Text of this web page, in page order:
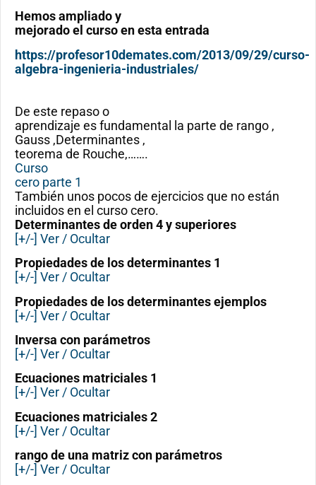
Hemos ampliado y
mejorado el curso en esta entrada
https://profesor10demates.com/2013/09/29/curso-
algebra-ingenieria-industriales/
De este repaso o
aprendizaje es fundamental la parte de rango ,
Gauss ,Determinantes ,
teorema de Rouche,…….
Curso
cero parte 1
También unos pocos de ejercicios que no están
incluidos en el curso cero.
Determinantes de orden 4 y superiores
[+/-] Ver / Ocultar
Propiedades de los determinantes 1
[+/-] Ver / Ocultar
Propiedades de los determinantes ejemplos
[+/-] Ver / Ocultar
Inversa con parámetros
[+/-] Ver / Ocultar
Ecuaciones matriciales 1
[+/-] Ver / Ocultar
Ecuaciones matriciales 2
[+/-] Ver / Ocultar
rango de una matriz con parámetros
[+/-] Ver / Ocultar